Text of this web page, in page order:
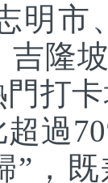
明市
隆
打
過
”，